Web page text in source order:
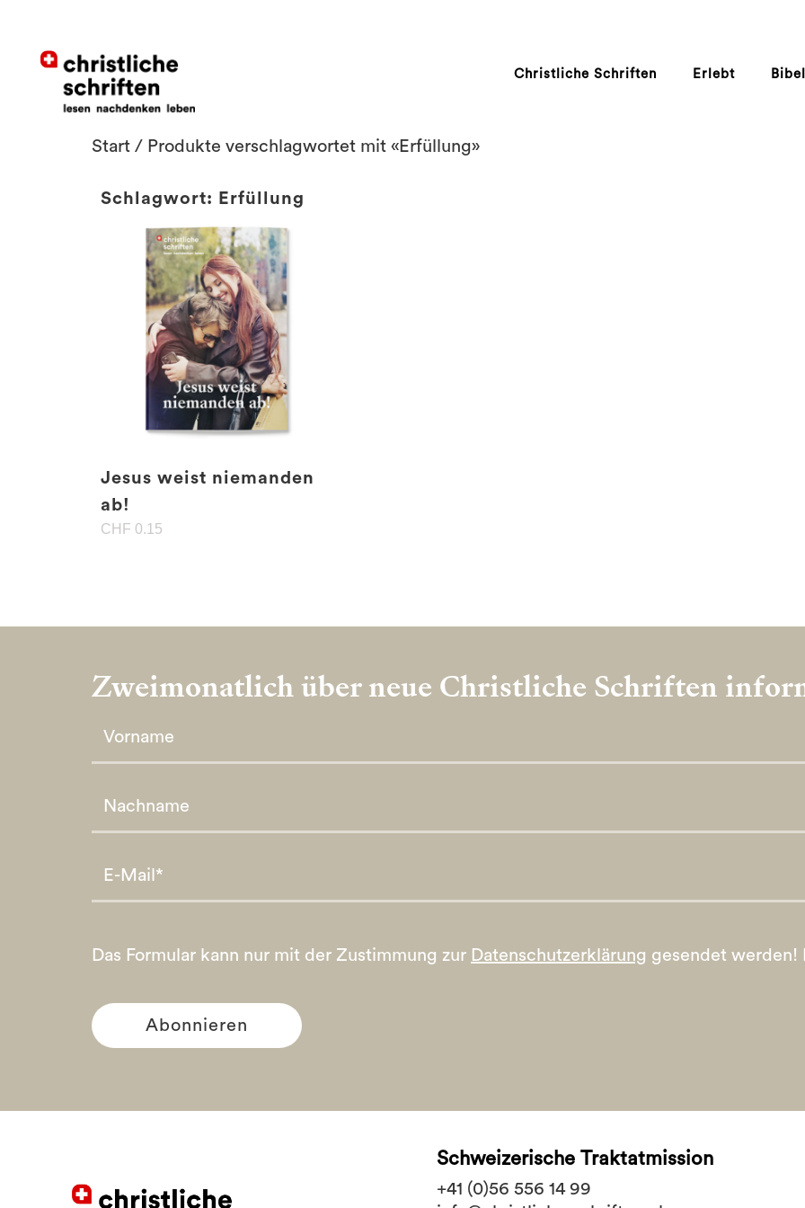
Christliche Schriften Erlebt
Start / Produkte verschlagwortet mit «Erfüllung»
Schlagwort: Erfüllung
Jesus weist niemanden
ab!
CHF 0.15
Zweimonatlich über neue Christliche Schriften
Das Formular kann nur mit der Zustimmung zur Datenschutzerklärung gesendet werden!
Schweizerische Traktatmission
+41 (0)56 556 14 99